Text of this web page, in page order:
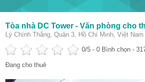
Tòa nhà DC Tower - Văn phòng cho
Lý Chính Thắng, Quận 3, Hồ Chí Minh, Việt Nam
0/5 - 0 Bình chọn -
Đang cho thuê